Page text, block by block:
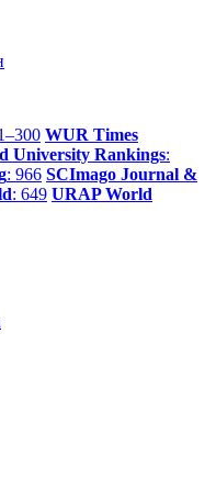
WUR Times
University Rankings:
: 966 SCImago Journal &
: 649 URAP World